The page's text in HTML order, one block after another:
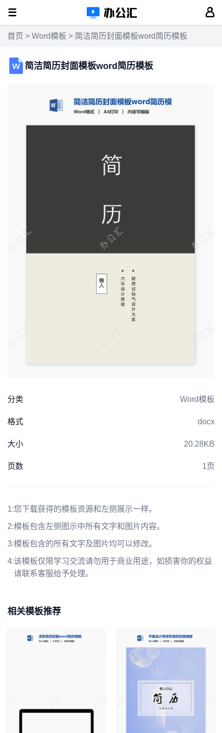
首页 > Word模板 > 简洁简历封面模板word简历模板
简洁简历封面模板word简历模板
分类 Word模板
格式 docx
大小 20.28KB
页数 1页
1:您下载获得的模板资源和左侧展示一样。
2:模板包含左侧图示中所有文字和图片内容。
3:模板包含的所有文字及图片均可以修改。
4:该模板仅限学习交流请勿用于商业用途，如损害你的权益
请联系客服给予处理。
相关模板推荐